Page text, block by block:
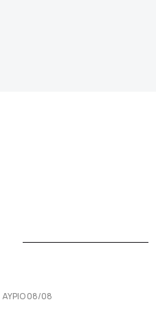
ΑΥΡΙΟ 08/08